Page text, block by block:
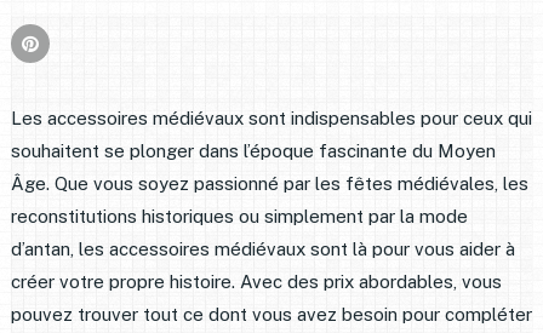
Les accessoires médiévaux sont indispensables pour ceux qui
souhaitent se plonger dans l’époque fascinante du Moyen
Âge. Que vous soyez passionné par les fêtes médiévales, les
reconstitutions historiques ou simplement par la mode
d’antan, les accessoires médiévaux sont là pour vous aider à
créer votre propre histoire. Avec des prix abordables, vous
pouvez trouver tout ce dont vous avez besoin pour compléter